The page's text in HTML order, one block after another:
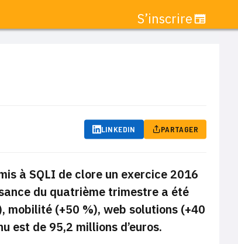
S’inscrire
LINKEDIN PARTAGER
à SQLI de clore un exercice 2016
du quatrième trimestre a été
(+50 %), web solutions (+40
est de 95,2 millions d’euros.